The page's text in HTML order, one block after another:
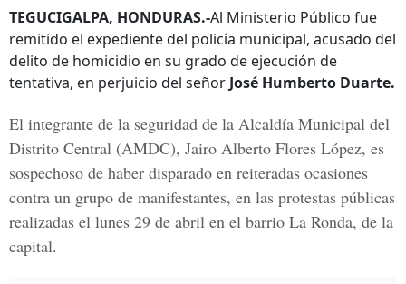
TEGUCIGALPA, HONDURAS.-Al Ministerio Público fue
remitido el expediente del policía municipal, acusado del
delito de homicidio en su grado de ejecución de
tentativa, en perjuicio del señor José Humberto Duarte.
El integrante de la seguridad de la Alcaldía Municipal del
Distrito Central (AMDC), Jairo Alberto Flores López, es
sospechoso de haber disparado en reiteradas ocasiones
contra un grupo de manifestantes, en las protestas públicas
realizadas el lunes 29 de abril en el barrio La Ronda, de la
capital.